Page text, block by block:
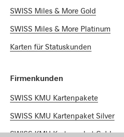
SWISS Miles & More Gold
SWISS Miles & More Platinum
Karten für Statuskunden
Firmenkunden
SWISS KMU Kartenpakete
SWISS KMU Kartenpaket Silver
SWISS KMU Kartenpaket Gold